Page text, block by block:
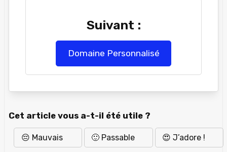
Suivant :
Domaine Personnalisé
Cet article vous a-t-il été utile ?
😔 Mauvais 🙂 Passable 😍 J’adore !